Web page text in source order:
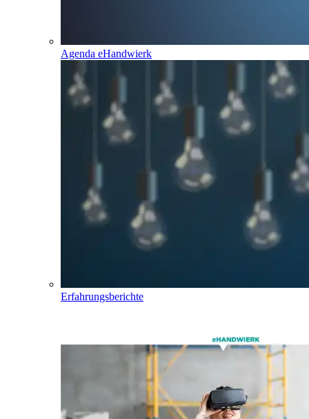
Agenda eHandwierk
Erfahrungsberichte